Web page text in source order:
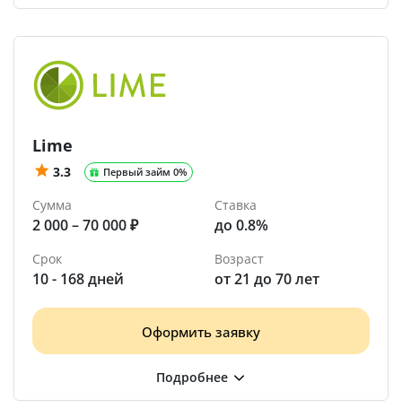
Lime
3.3 Первый займ 0%
Сумма
2 000 – 70 000 ₽
Ставка
до 0.8%
Срок
10 - 168 дней
Возраст
от 21 до 70 лет
Оформить заявку